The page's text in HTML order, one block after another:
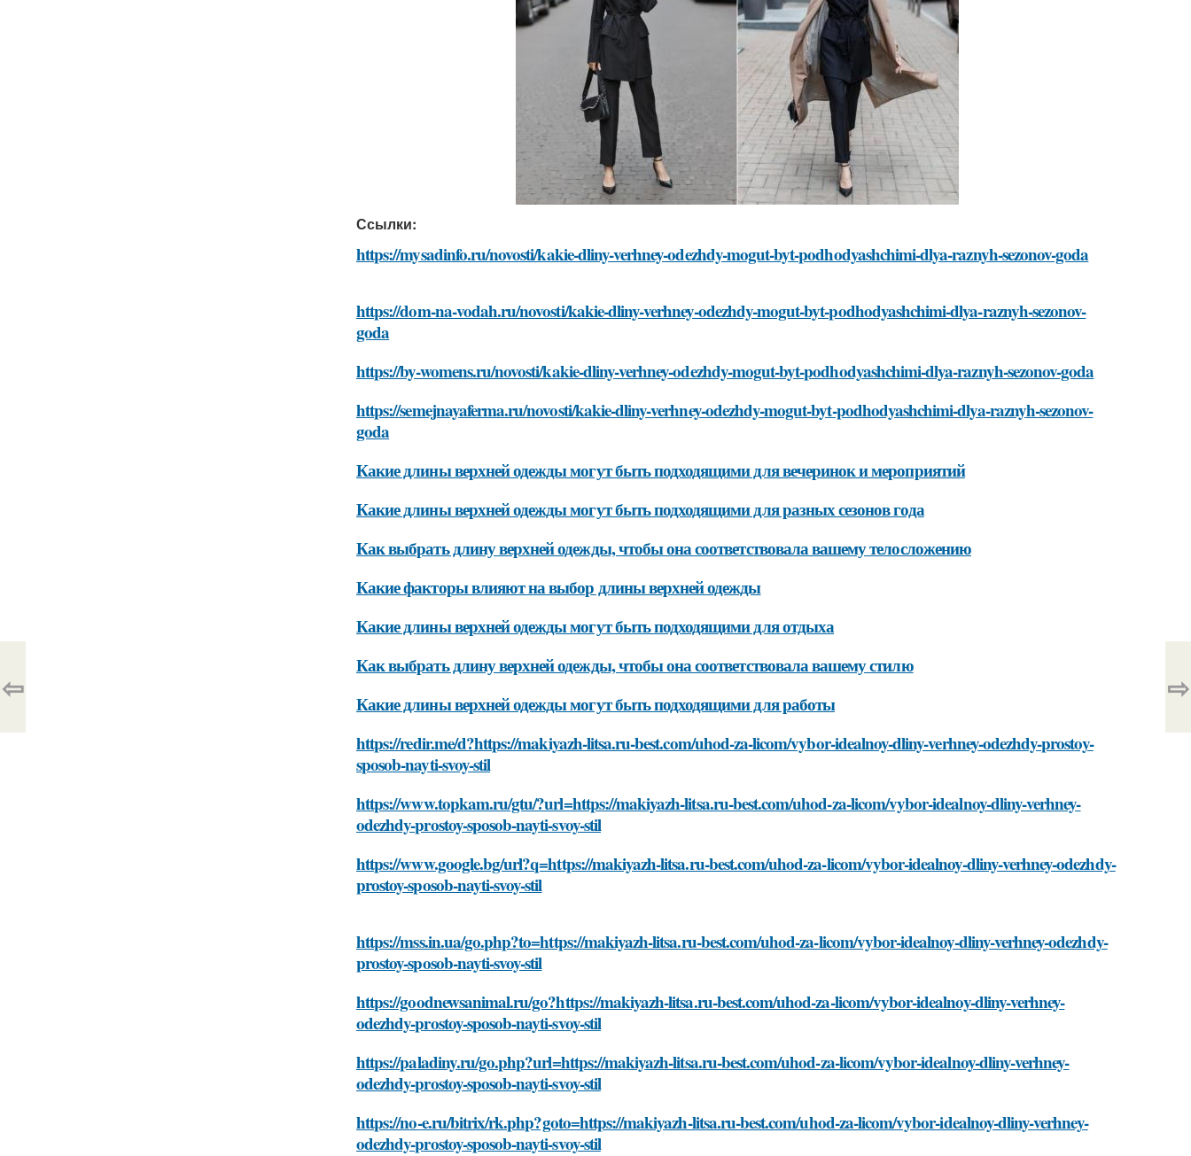
Ссылки:
https://mysadinfo.ru/novosti/kakie-dliny-verhney-odezhdy-mogut-byt-podhodyashchimi-dlya-raznyh-sezonov-goda
https://dom-na-vodah.ru/novosti/kakie-dliny-verhney-odezhdy-mogut-byt-podhodyashchimi-dlya-raznyh-sezonov-
goda
https://by-womens.ru/novosti/kakie-dliny-verhney-odezhdy-mogut-byt-podhodyashchimi-dlya-raznyh-sezonov-goda
https://semejnayaferma.ru/novosti/kakie-dliny-verhney-odezhdy-mogut-byt-podhodyashchimi-dlya-raznyh-sezonov-
goda
Какие длины верхней одежды могут быть подходящими для вечеринок и мероприятий
Какие длины верхней одежды могут быть подходящими для разных сезонов года
Как выбрать длину верхней одежды, чтобы она соответствовала вашему телосложению
Какие факторы влияют на выбор длины верхней одежды
Какие длины верхней одежды могут быть подходящими для отдыха
Как выбрать длину верхней одежды, чтобы она соответствовала вашему стилю
Какие длины верхней одежды могут быть подходящими для работы
https://redir.me/d?https://makiyazh-litsa.ru-best.com/uhod-za-licom/vybor-idealnoy-dliny-verhney-odezhdy-prostoy-
sposob-nayti-svoy-stil
https://www.topkam.ru/gtu/?url=https://makiyazh-litsa.ru-best.com/uhod-za-licom/vybor-idealnoy-dliny-verhney-
odezhdy-prostoy-sposob-nayti-svoy-stil
https://www.google.bg/url?q=https://makiyazh-litsa.ru-best.com/uhod-za-licom/vybor-idealnoy-dliny-verhney-odezhdy-
prostoy-sposob-nayti-svoy-stil
https://mss.in.ua/go.php?to=https://makiyazh-litsa.ru-best.com/uhod-za-licom/vybor-idealnoy-dliny-verhney-odezhdy-
prostoy-sposob-nayti-svoy-stil
https://goodnewsanimal.ru/go?https://makiyazh-litsa.ru-best.com/uhod-za-licom/vybor-idealnoy-dliny-verhney-
odezhdy-prostoy-sposob-nayti-svoy-stil
https://paladiny.ru/go.php?url=https://makiyazh-litsa.ru-best.com/uhod-za-licom/vybor-idealnoy-dliny-verhney-
odezhdy-prostoy-sposob-nayti-svoy-stil
https://no-e.ru/bitrix/rk.php?goto=https://makiyazh-litsa.ru-best.com/uhod-za-licom/vybor-idealnoy-dliny-verhney-
odezhdy-prostoy-sposob-nayti-svoy-stil
⇦ ⇨